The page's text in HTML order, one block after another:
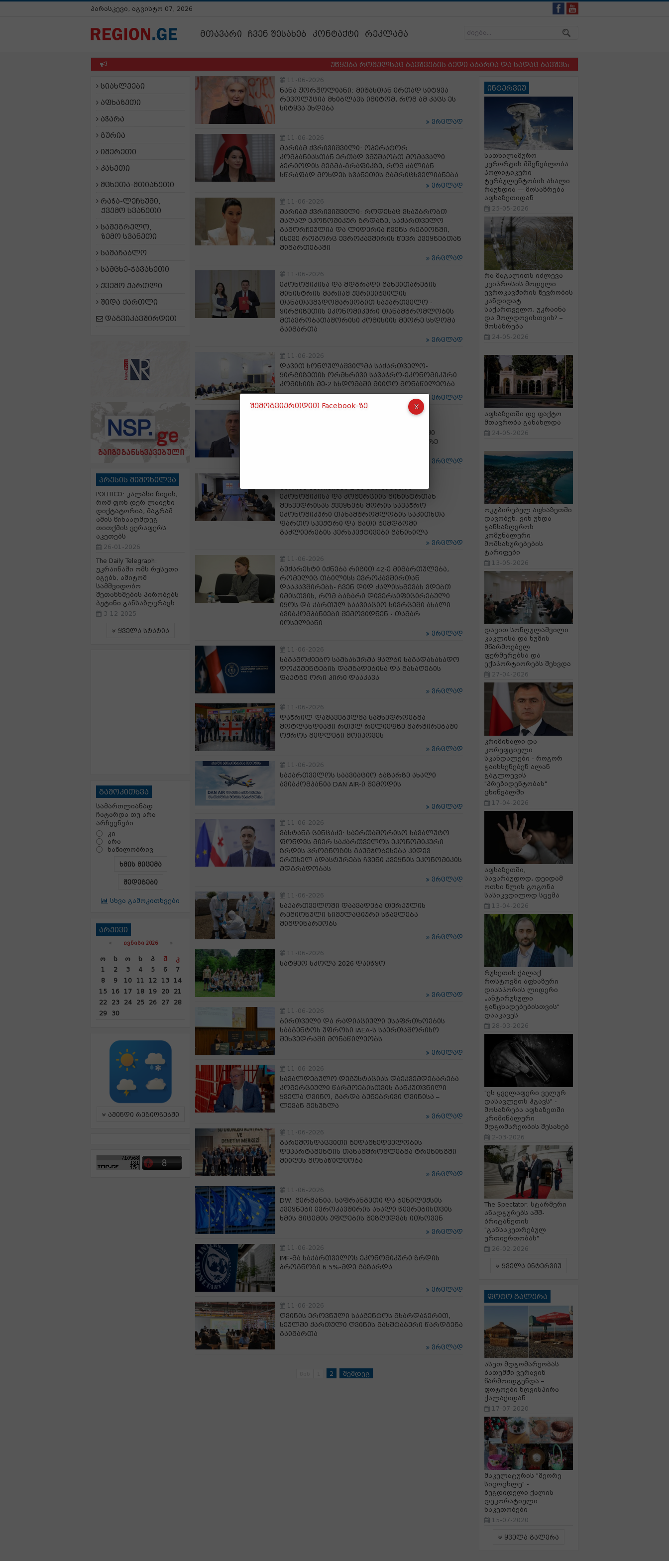
პარასკევი, აგვისტო 07, 2026
მთავარი ჩვენ შესახებ კონტაქტი რეკლამა
უწყება რომელსაც ბავშვების ბედი აბარია და სადაც ბავშვსა და ძაღლს ერთმანეთისგან
სიახლეები
აფხაზეთი
აჭარა
გურია
იმერეთი
კახეთი
მცხეთა-მთიანეთი
რაჭა-ლეჩხუმი,
ქვემო სვანეთი
სამეგრელო,
ზემო სვანეთი
სამაჩაბლო
სამცხე-ჯავახეთი
ქვემო ქართლი
შიდა ქართლი
დაგვიკავშირდით
პრესის მიმოხილვა
POLITICO: კალასი ჩივის,
რომ ფონ დერ ლაიენი
დიქტატორია, მაგრამ
ამის წინააღმდეგ
თითქმის ვერაფერს
აკეთებს
26-01-2026
The Daily Telegraph:
უკრაინაში ომს რუსეთი
იგებს, ამიტომ
სამშვიდობო
შეთანხმების პირობებს
პუტინი განსაზღვრავს
3-12-2025
ყველა სტატია
გამოკითხვა
სამართლიანად
ჩატარდა თუ არა
არჩევნები
კი
არა
ნაწილობრივ
ხმის მიცემა
შედეგები
სხვა გამოკითხვები
არქივი
« ᲘᲕᲜᲘᲡᲘ 2026 »
Ო Ს Ო Ხ Პ Შ
Კ
1
2 3 4 5 6
7
8
9 10 11 12 13
14
15
16 17 18 19 20
21
22
23 24 25 26 27
28
29
30
ამინდი რეგიონებში
11-06-2026
ნანა ჟორჟოლიანი: მიშასთან ერთად სიტყვა
რევოლუცია მხიბლავს იმიტომ, რომ ამ კაცს ეს
სიტყვა უხდება
ვრცლად
11-06-2026
მარიამ ქვრივიშვილი: ოპერატორ
კომპანიასთან ერთად ვმუშაობთ მომავალი
პერიოდის გეგმა-გრაფიკზე, რომ ძალიან
სწრაფად მოხდეს სვანეთის გამრიცხველიანება
ვრცლად
11-06-2026
მარიამ ქვრივიშვილი: როდესაც ვსაუბრობთ
მაღალ ეკონომიკურ ზრდაზე, საქართველო
გამორჩეულია და ლიდერია ჩვენს რეგიონში,
ისევე როგორც ევროკავშირის წევრ ქვეყნებთან
მიმართებაში
ვრცლად
11-06-2026
ეკონომიკისა და მდგრადი განვითარების
მინისტრის მარიამ ქვრივიშვილის
თანათავმჯდომარეობით საქართველო -
ყირგიზეთის ეკონომიკური თანამშრომლობის
მთავრობათაშორისი კომისიის მეორე სხდომა
გაიმართა
ვრცლად
11-06-2026
დავით სონღულაშვილმა საქართველო-
ყირგიზეთის ორმხრივი სავაჭრო-ეკონომიკური
კომისიის მე-2 სხდომაში მიიღო მონაწილეობა
ვრცლად
ავიაკომპანია, რომელიც საქართველოში
ფრენებს განახორციელებს - ალექსანდრე
ვრცლად
მარიამ ქვრივიშვილმა ყირგიზეთის
ეკონომიკისა და კომერციის მინისტრთან
შეხვედრისას ქვეყნებს შორის სავაჭრო-
ეკონომიკური თანამშრომლობის საკითხთა
ფართო სპექტრი და მათი შემდგომი
გაძლიერების პერსპექტივები განიხილა
ვრცლად
11-06-2026
ბუქარესტი იქნება რიგით 42-ე მიმართულება,
რომელიც თბილისს ევროკავშირთან
დააკავშირებს- ჩვენ დიდ ძალისხმევას ვდებთ
იმისთვის, რომ ბაზარი დივერსიფიცირებული
იყოს და ქართულ საავიაციო სივრცეში ახალი
ავიაკომპანიები შემოვიდნენ - თამარ
იოსელიანი
ვრცლად
11-06-2026
საგამოძიებო სამსახურმა ყალბი საგადასახადო
დოკუმენტების დამზადებისა და გასაღების
ფაქტზე ორი პირი დააკავა
ვრცლად
11-06-2026
დაჭრილ-დაშავებულმა სამხედროებმა
შოტლანდიაში რთულ რელიეფზე მარშირებაში
ოქროს მედლები მოიპოვეს
ვრცლად
11-06-2026
საქართველოს საავიაციო ბაზარზე ახალი
ავიაკომპანია DAN AIR-ი შემოდის
ვრცლად
11-06-2026
ვახტანგ ცინცაძე: საერთაშორისო სავალუტო
ფონდის მიერ საქართველოს ეკონომიკური
ზრდის პროგნოზის გაუმჯობესება კიდევ
ერთხელ ადასტურებს ჩვენი ქვეყნის ეკონომიკის
მდგრადობას
ვრცლად
11-06-2026
საქართველოში დაავადება თურქულის
რეგიონული სიმულაციური სწავლება
მიმდინარეობს
ვრცლად
11-06-2026
სატყეო სკოლა 2026 დაიწყო
ვრცლად
11-06-2026
ბირთვული და რადიაციული უსაფრთხოების
სააგენტოს უფროსი IAEA-ს საერთაშორისო
შეხვედრაში მონაწილეობს
ვრცლად
11-06-2026
სავალდებულო დეგუსტაციას დაექვემდებარება
კომერციული წარმოებისთვის განკუთვნილი
ყველა ღვინო, გარდა ბუნებრივი ღვინისა –
ლევან მეხუზლა
ვრცლად
11-06-2026
გარემოსდაცვითი ზედამხედველობის
დეპარტამენტის თანამშრომლებმა ტრენინგში
მიიღეს მონაწილეობა
ვრცლად
11-06-2026
DW: გერმანია, საფრანგეთი და ბენილუქსის
ქვეყნები ევროკავშირის ახალი წევრებისთვის
ხმის მიცემის უფლების შეზღუდვას ითხოვენ
ვრცლად
11-06-2026
IMF-მა საქართველოს ეკონომიკური ზრდის
პროგნოზი 6.5%-მდე გაზარდა
ვრცლად
11-06-2026
ღვინის ეროვნული სააგენტოს მხარდაჭერით,
სეულში ქართული ღვინის მასშტაბური წარდგენა
გაიმართა
ვრცლად
2 შემდეგ
ინტერვიუ
სათხილამურო
კურორტის მშენებლობა
პოლიტიკური
ტურბულენტობის ახალი
რაუნდია — მოსაზრება
აფხაზეთიდან
25-05-2026
რა მაგალითს იძლევა
კვიპროსის მოდელი
ევროკავშირის წევრობის
კანდიდატ
საქართველო, უკრაინა
და მოლდოვისთვის? –
მოსაზრება
24-05-2026
აფხაზეთში დე ფაქტო
მთავრობა განახლდა
24-05-2026
ოკუპირებულ აფხაზეთში
დავობენ, ვინ უნდა
განსაზღვროს
კომუნალური
მომსახურებების
ტარიფები
13-05-2026
დავით სონღულაშვილი
კაკლისა და ნუშის
მწარმოებელ
ფერმერებსა და
ექსპორტიორებს შეხვდა
27-04-2026
კრიმინალი და
კორუფციული
სკანდალები - როგორ
გაიხსენებენ ალან
გაგლოევის
"პრეზიდენტობას"
ცხინვალში
17-04-2026
აფხაზეთში,
სავარაუდოდ, დეიდამ
ოთხი წლის გოგონა
სასიკვდილოდ სცემა
13-04-2026
რუსეთის ქალაქ
როსტოვში აფხაზური
დიასპორის ლიდერი
„ანტირუსული
განცხადებებისთვის“
დააკავეს
28-03-2026
"ეს ყველაფერი ველურ
დასავლეთს ჰგავს“ -
მოსაზრება აფხაზეთში
კრიმინალური
მდგომარეობის შესახებ
2-03-2026
The Spectator: სტარმერი
ანადგურებს აშშ-
ბრიტანეთის
"განსაკუთრებულ
ურთიერთობას"
26-02-2026
ყველა ინტერვიუ
ფოტო გალერა
ასეთ მდგომარეობას
ბათუმში ვერავინ
წარმოიდგენდა –
ფოტოები ზღვისპირა
ქალაქიდან
17-07-2020
მაკულატურის "მეორე
სიცოცხლე" -
ზუგდიდელი ქალის
დეკორატიული
ნაკეთობები
15-07-2020
ყველა გალერა
შემოგვიერთდით Facebook-ზე